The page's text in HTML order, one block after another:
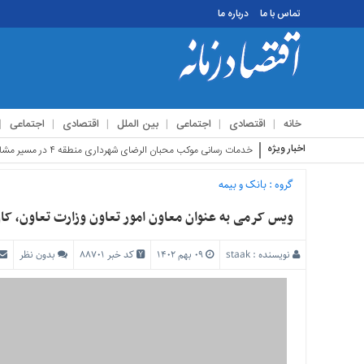
تماس با ما درباره ما
خانه اقتصادی اجتماعی بین الملل اقتصادی اجتماعی
تماس
ما
درباره
اخبار ویژه استق
گروه :بانک و بیمه
ویس کرمی به عنوان معاون امور تعاون وزارت تعاون،
نویسنده :staak کد خبر 88701 بدون نظر